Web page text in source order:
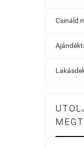
Csináld